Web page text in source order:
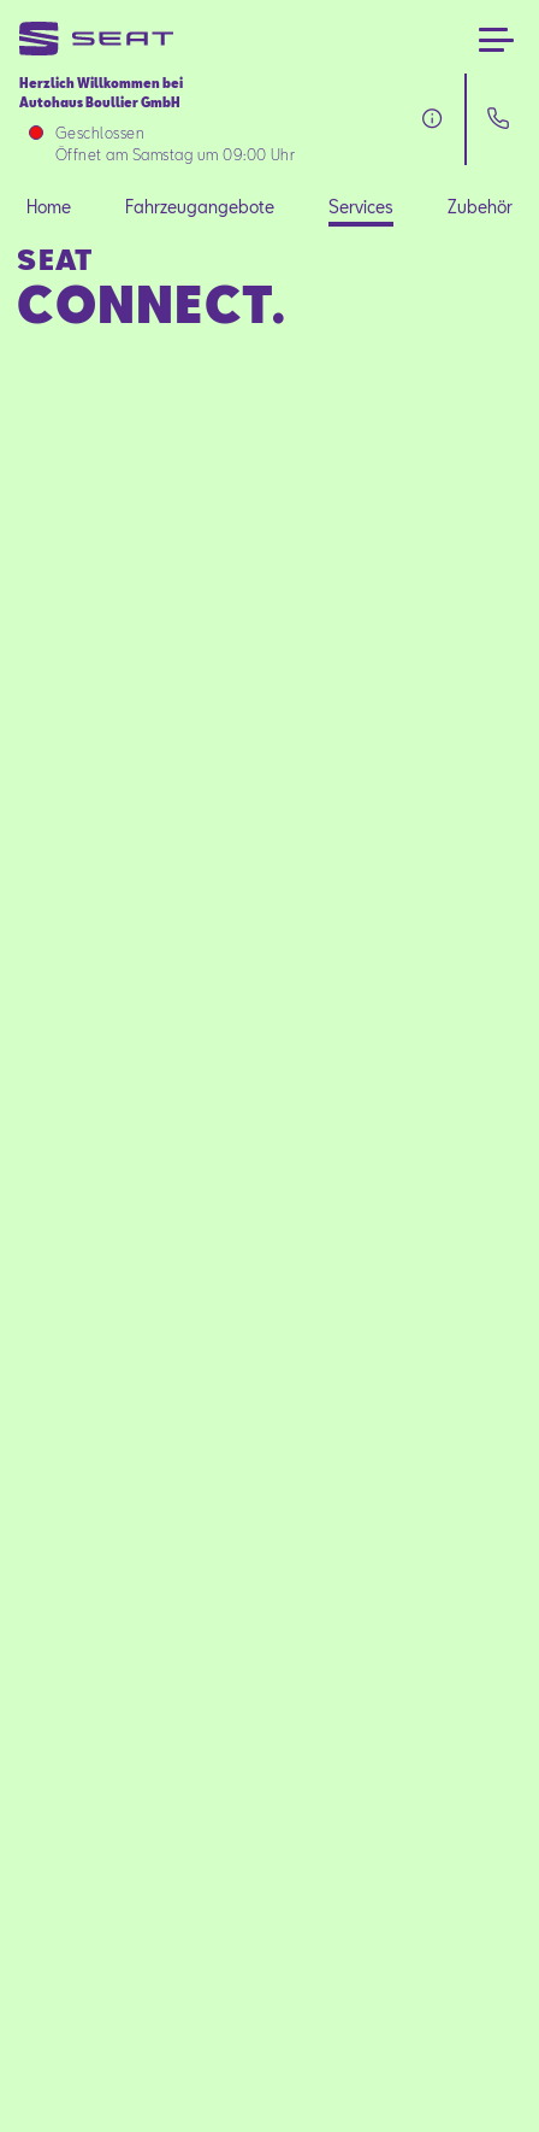
Herzlich Willkommen bei
Autohaus Boullier GmbH
Geschlossen
Öffnet am Samstag um 09:00 Uhr
Home
Fahrzeugangebote
Services
Home Fahrzeugangebote Services Zubehör
SEAT
CONNECT.